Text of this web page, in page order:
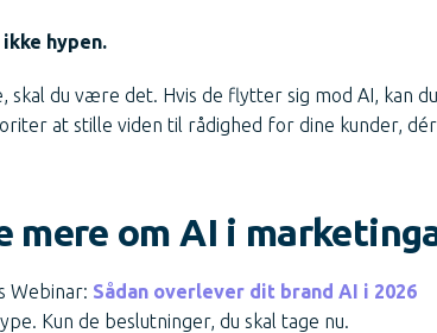
hypen.
skal du være det. Hvis de flytter sig mod AI, kan
at stille viden til rådighed for dine kunder,
mere om AI i
Webinar: Sådan overlever dit brand AI i 2026
Kun de beslutninger, du skal tage nu.